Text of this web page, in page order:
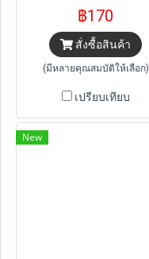
฿170
สั่งซื้อสินค้า
(มีหลายคุณสมบัติให้เลือก)
เปรียบเทียบ
New